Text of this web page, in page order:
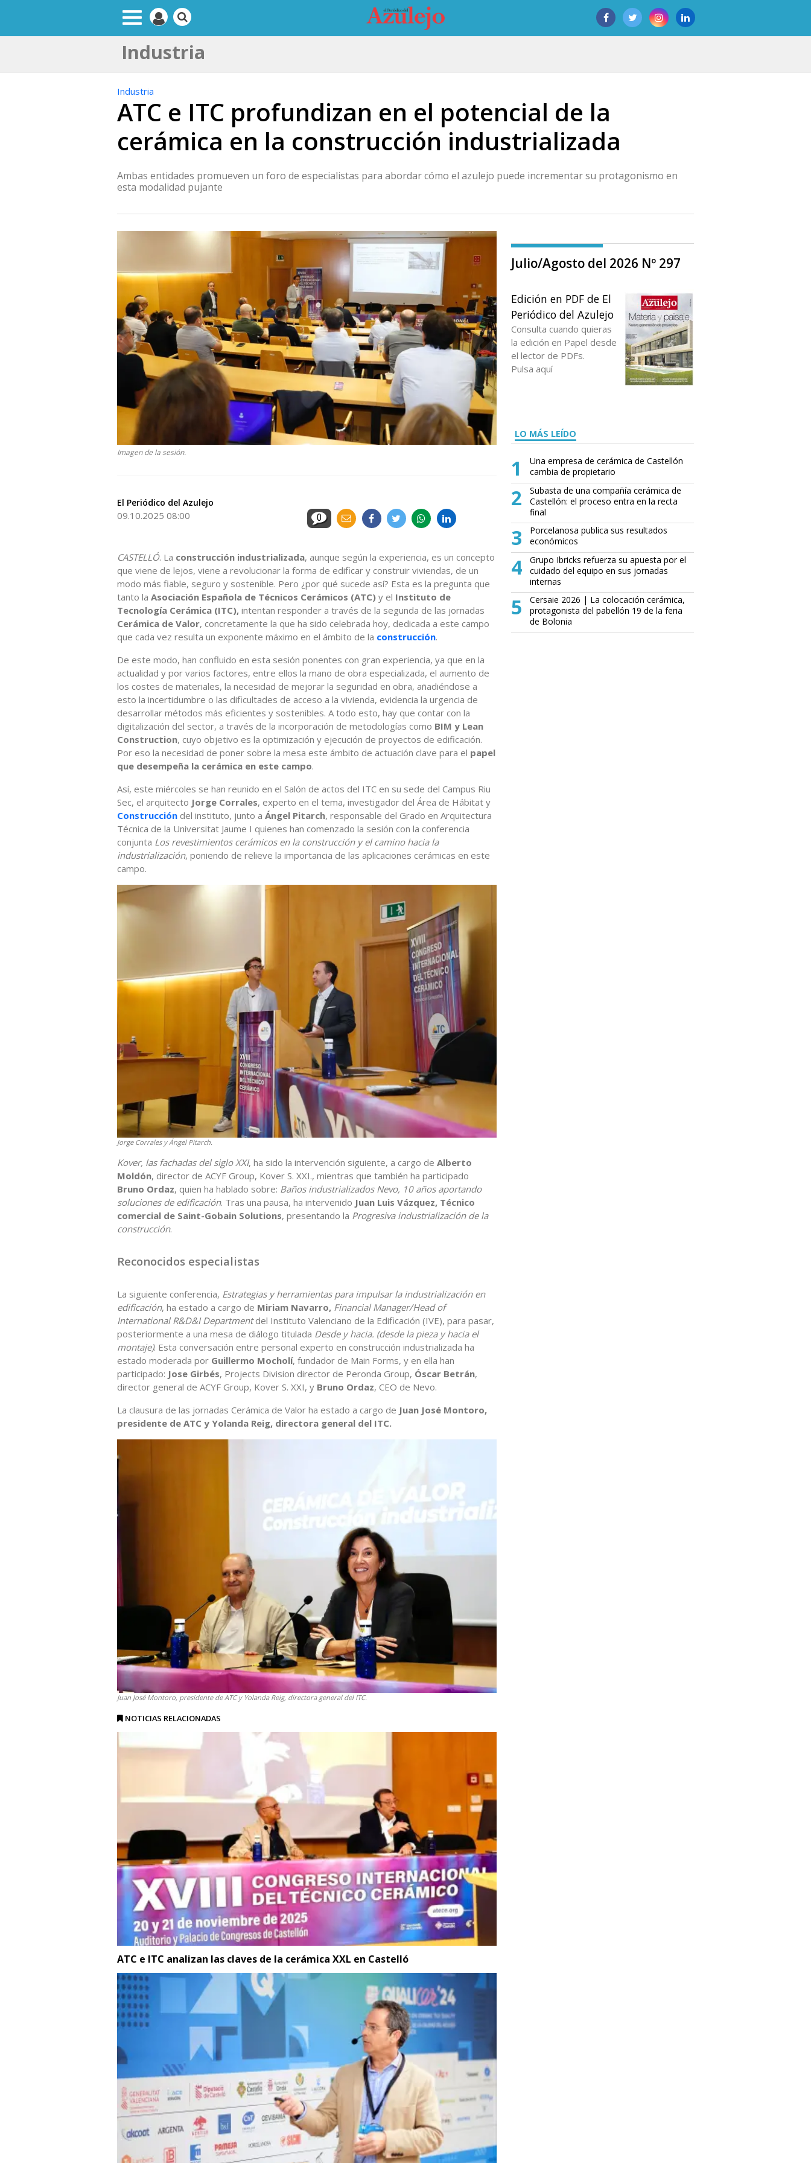
Industria
Industria
ATC e ITC profundizan en el potencial de la
cerámica en la construcción industrializada
Ambas entidades promueven un foro de especialistas para abordar cómo el azulejo puede incrementar su protagonismo en
esta modalidad pujante
Imagen de la sesión.
El Periódico del Azulejo
09.10.2025 08:00 0
CASTELLÓ. La construcción industrializada, aunque según la experiencia, es un concepto
que viene de lejos, viene a revolucionar la forma de edificar y construir viviendas, de un
modo más fiable, seguro y sostenible. Pero ¿por qué sucede así? Esta es la pregunta que
tanto la Asociación Española de Técnicos Cerámicos (ATC) y el Instituto de
Tecnología Cerámica (ITC), intentan responder a través de la segunda de las jornadas
Cerámica de Valor, concretamente la que ha sido celebrada hoy, dedicada a este campo
que cada vez resulta un exponente máximo en el ámbito de la construcción.
De este modo, han confluido en esta sesión ponentes con gran experiencia, ya que en la
actualidad y por varios factores, entre ellos la mano de obra especializada, el aumento de
los costes de materiales, la necesidad de mejorar la seguridad en obra, añadiéndose a
esto la incertidumbre o las dificultades de acceso a la vivienda, evidencia la urgencia de
desarrollar métodos más eficientes y sostenibles. A todo esto, hay que contar con la
digitalización del sector, a través de la incorporación de metodologías como BIM y Lean
Construction, cuyo objetivo es la optimización y ejecución de proyectos de edificación.
Por eso la necesidad de poner sobre la mesa este ámbito de actuación clave para el papel
que desempeña la cerámica en este campo.
Así, este miércoles se han reunido en el Salón de actos del ITC en su sede del Campus Riu
Sec, el arquitecto Jorge Corrales, experto en el tema, investigador del Área de Hábitat y
Construcción del instituto, junto a Ángel Pitarch, responsable del Grado en Arquitectura
Técnica de la Universitat Jaume I quienes han comenzado la sesión con la conferencia
conjunta Los revestimientos cerámicos en la construcción y el camino hacia la
industrialización, poniendo de relieve la importancia de las aplicaciones cerámicas en este
campo.
Jorge Corrales y Ángel Pitarch.
Kover, las fachadas del siglo XXI, ha sido la intervención siguiente, a cargo de Alberto
Moldón, director de ACYF Group, Kover S. XXI., mientras que también ha participado
Bruno Ordaz, quien ha hablado sobre: Baños industrializados Nevo, 10 años aportando
soluciones de edificación. Tras una pausa, ha intervenido Juan Luis Vázquez, Técnico
comercial de Saint-Gobain Solutions, presentando la Progresiva industrialización de la
construcción.
Reconocidos especialistas
La siguiente conferencia, Estrategias y herramientas para impulsar la industrialización en
edificación, ha estado a cargo de Miriam Navarro, Financial Manager/Head of
International R&D&I Departmentdel Instituto Valenciano de la Edificación (IVE), para pasar,
posteriormente a una mesa de diálogo titulada Desde y hacia. (desde la pieza y hacia el
montaje). Esta conversación entre personal experto en construcción industrializada ha
estado moderada por Guillermo Mocholí, fundador de Main Forms, y en ella han
participado: Jose Girbés, Projects Division director de Peronda Group, Óscar Betrán,
director general de ACYF Group, Kover S. XXI, y Bruno Ordaz, CEO de Nevo.
La clausura de las jornadas Cerámica de Valor ha estado a cargo de Juan José Montoro,
presidente de ATC y Yolanda Reig, directora general del ITC.
Juan José Montoro, presidente de ATC y Yolanda Reig, directora general del ITC.
NOTICIAS RELACIONADAS
ATC e ITC analizan las claves de la cerámica XXL en Castelló
Julio/Agosto del 2026 Nº 297
Edición en PDF de El
Periódico del Azulejo
Consulta cuando quieras
la edición en Papel desde
el lector de PDFs.
Pulsa aquí
LO MÁS LEÍDO
1
Una empresa de cerámica de Castellón
cambia de propietario
2
Subasta de una compañía cerámica de
Castellón: el proceso entra en la recta
final
3
Porcelanosa publica sus resultados
económicos
4
Grupo Ibricks refuerza su apuesta por el
cuidado del equipo en sus jornadas
internas
5
Cersaie 2026 | La colocación cerámica,
protagonista del pabellón 19 de la feria
de Bolonia